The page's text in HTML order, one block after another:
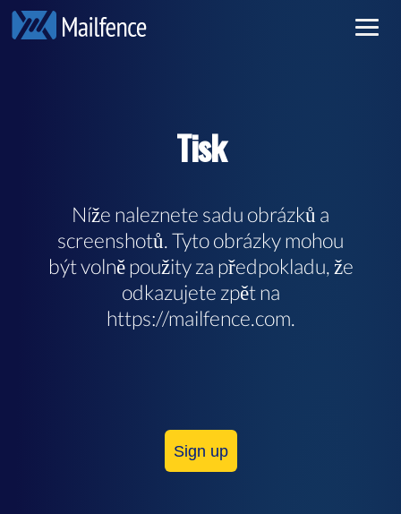
Tisk
Níže naleznete sadu obrázků a
screenshotů. Tyto obrázky mohou
být volně použity za předpokladu, že
odkazujete zpět na
https://mailfence.com.
Sign up